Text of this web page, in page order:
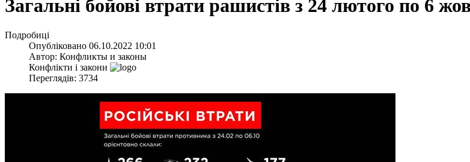
​Загальні бойові втрати рашистів з 24 лютого по 6
Подробиці
Опубліковано 06.10.2022 10:01
Автор: Конфликты и законы
Конфлікти і закони
Переглядів: 3734